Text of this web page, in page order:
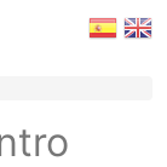
a la